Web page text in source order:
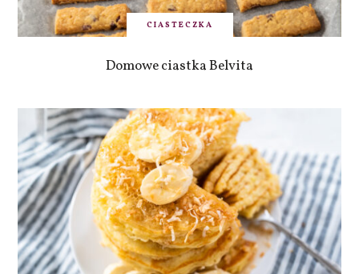
CIASTECZKA
Domowe ciastka Belvita